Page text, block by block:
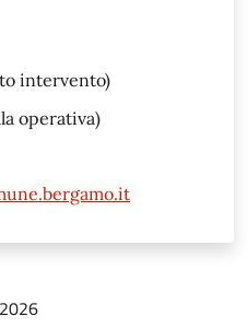
intervento)
operativa)